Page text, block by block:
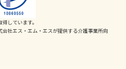
しています。
社エス・エム・エスが提供する介護事業所向